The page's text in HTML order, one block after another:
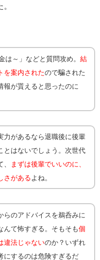
は～」などと質問攻め。結
を案内されたので騙された
報が貰えると思ったのに
力があるなら退職後に後輩
とはないでしょう。次世代
まずは後輩でいいのに、
さがある よね。
らのアドバイスを鵜呑みに
んて怖すぎる。そもそも個
違法じゃないのか？いずれ
にするのは危険すぎるだ